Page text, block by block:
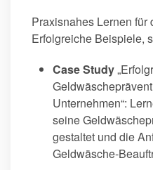
Praxisnahes Lernen für
Erfolgreiche Beispiele,
Case Study
Unternehmen“:
seine
gestaltet und die
Geldwäsche-